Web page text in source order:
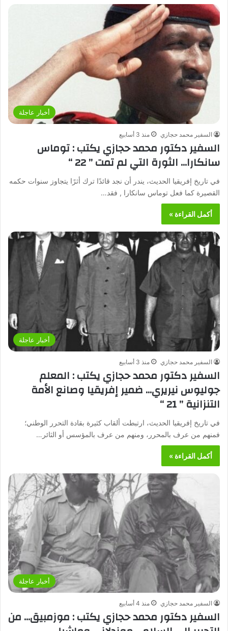
أخبار عاجلة
السفير محمد حجازي منذ 3 أسابيع
السفير دكتور محمد حجازي يكتب : توماس
سانكارا… الثورة التي لم تمت ” 22 “
في تاريخ إفريقيا الحديث، يندر أن نجد قائدًا ترك أثرًا يتجاوز سنوات حكمه
القصيرة كما فعل توماس سانكارا , فقد…
أكمل القراءة »
أخبار عاجلة
السفير محمد حجازي منذ 3 أسابيع
السفير دكتور محمد حجازي يكتب : المعلم
جوليوس نيريري… ضمير إفريقيا وصانع الأمة
التنزانية ” 21 “
في تاريخ إفريقيا الحديث، ارتبطت ألقاب كثيرة بقادة التحرر الوطني؛
فمنهم من عرف بالمحرر، ومنهم من عرف بالمؤسس أو الثائر…
أكمل القراءة »
أخبار عاجلة
السفير محمد حجازي منذ 4 أسابيع
السفير دكتور محمد حجازي يكتب : موزمبيق… من